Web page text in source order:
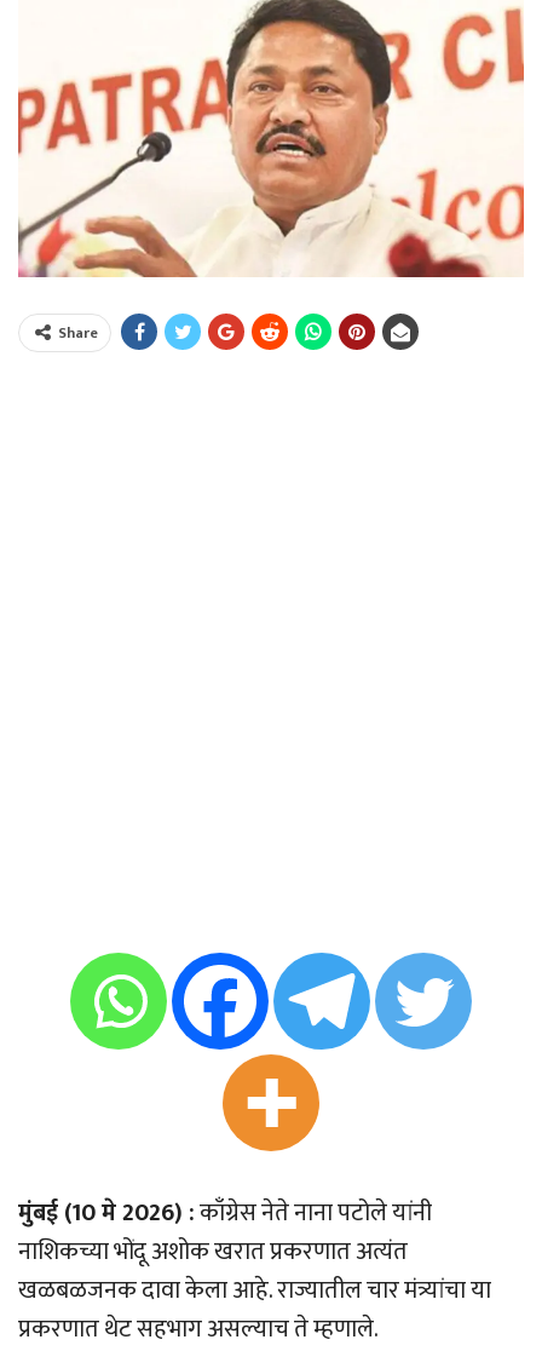
Share
मुंबई (10 मे 2026) :काँग्रेस नेते नाना पटोले यांनी
नाशिकच्या भोंदू अशोक खरात प्रकरणात अत्यंत
खळबळजनक दावा केला आहे. राज्यातील चार मंत्र्यांचा या
प्रकरणात थेट सहभाग असल्याच ते म्हणाले.